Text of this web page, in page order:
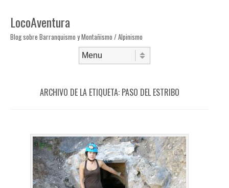
LocoAventura
Blog sobre Barranquismo y Montañismo / Alpinismo
ARCHIVO DE LA ETIQUETA: PASO DEL ESTRIBO